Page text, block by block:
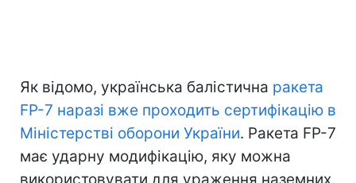
Як відомо, українська балістична ракета
FP-7 наразі вже проходить сертифікацію в
Міністерстві оборони України. Ракета FP-7
має ударну модифікацію, яку можна
використовувати для ураження наземних